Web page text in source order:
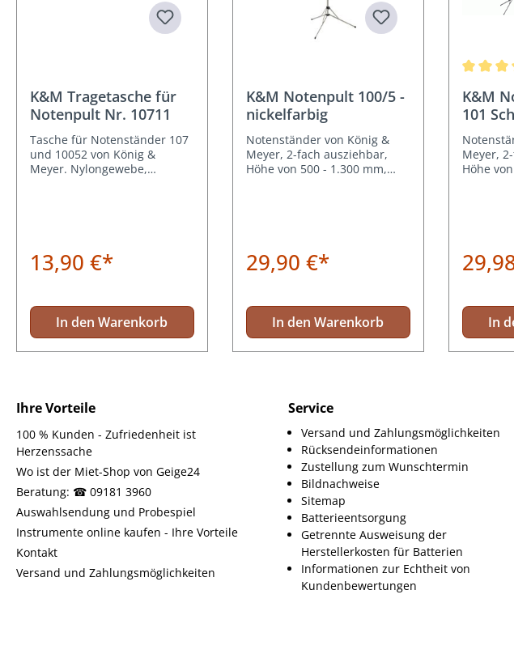
K&M Tragetasche für
Notenpult Nr. 10711
Tasche für Notenständer 107
und 10052 von König &
Meyer. Nylongewebe,
13,90 €*
In den Warenkorb
K&M Notenpult 100/5 -
nickelfarbig
Notenständer von König &
Meyer, 2-fach ausziehbar,
Höhe von 500 - 1.300 mm,
29,90 €*
In den Warenkorb
K&M
101
Tasche
Meyer,
Höhe
In
Ihre Vorteile
100 % Kunden - Zufriedenheit ist
Herzenssache
Wo ist der Miet-Shop von Geige24
Beratung: ☎ 09181 3960
Auswahlsendung und Probespiel
Instrumente online kaufen - Ihre Vorteile
Kontakt
Versand und Zahlungsmöglichkeiten
Service
Versand und Zahlungsmöglichkeiten
Rücksendeinformationen
Zustellung zum Wunschtermin
Bildnachweise
Sitemap
Batterieentsorgung
Getrennte Ausweisung der
Herstellerkosten für Batterien
Informationen zur Echtheit von
Kundenbewertungen